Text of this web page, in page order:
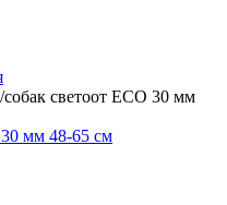
светоот ECO 30 мм